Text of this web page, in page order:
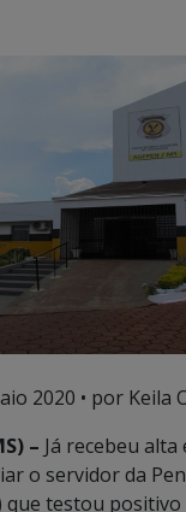
2020 • por Keila
– Já recebeu alta
o servidor da
que testou